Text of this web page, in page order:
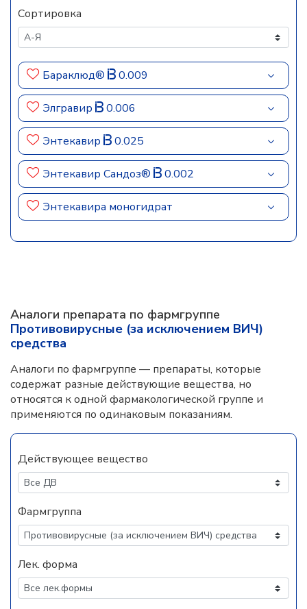
Сортировка
Бараклюд® 0.009
Элгравир 0.006
Энтекавир 0.025
Энтекавир Сандоз® 0.002
Энтекавира моногидрат
Аналоги препарата по фармгруппе
Противовирусные (за исключением ВИЧ)
средства
Аналоги по фармгруппе — препараты, которые
содержат разные действующие вещества, но
относятся к одной фармакологической группе и
применяются по одинаковым показаниям.
Действующее вещество
Фармгруппа
Лек. форма